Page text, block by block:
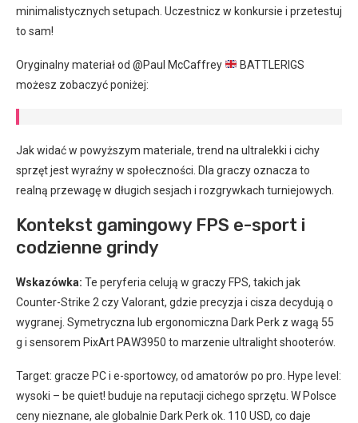
minimalistycznych setupach. Uczestnicz w konkursie i przetestuj
to sam!
Oryginalny materiał od @Paul McCaffrey
BATTLERIGS
możesz zobaczyć poniżej:
Jak widać w powyższym materiale, trend na ultralekki i cichy
sprzęt jest wyraźny w społeczności. Dla graczy oznacza to
realną przewagę w długich sesjach i rozgrywkach turniejowych.
Kontekst gamingowy FPS e-sport i
codzienne grindy
Wskazówka: Te peryferia celują w graczy FPS, takich jak
Counter-Strike 2 czy Valorant, gdzie precyzja i cisza decydują o
wygranej. Symetryczna lub ergonomiczna Dark Perk z wagą 55
g i sensorem PixArt PAW3950 to marzenie ultralight shooterów.
Target: gracze PC i e-sportowcy, od amatorów po pro. Hype level:
wysoki – be quiet! buduje na reputacji cichego sprzętu. W Polsce
ceny nieznane, ale globalnie Dark Perk ok. 110 USD, co daje